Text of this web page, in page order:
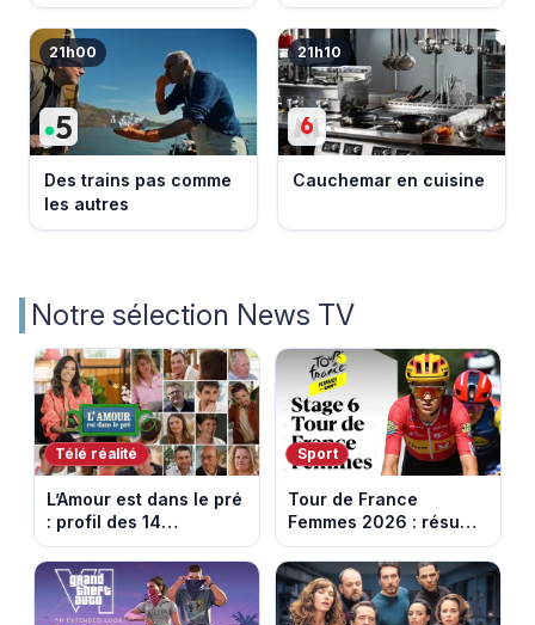
21h00
Des trains pas comme
les autres
21h10
Cauchemar en cuisine
Notre sélection News TV
Télé réalité
L’Amour est dans le pré
: profil des 14
agriculteurs, speed
dating inédit et de
nouvelles histoires
d’amour
Sport
Tour de France
Femmes 2026 : résumé
vidéo de la 6e étape
entre Montbrison et
Tournon-sur-Rhône